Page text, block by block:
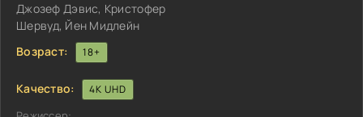
Джозеф Дэвис, Кристофер
Шервуд, Йен Мидлейн
Возраст:
18+
Качество: 4K UHD